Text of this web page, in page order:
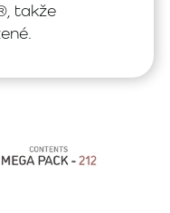
takže